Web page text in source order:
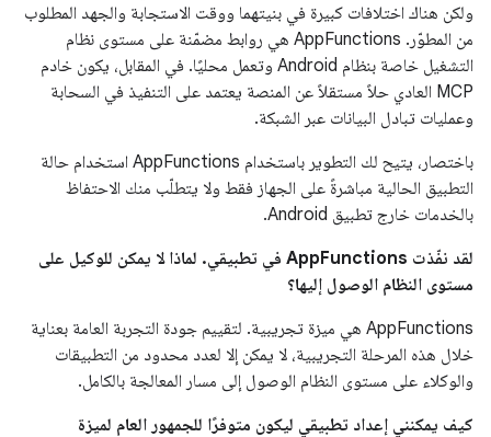
ولكن هناك اختلافات كبيرة في بنيتهما ووقت الاستجابة والجهد المطلوب
من المطوّر. ‫AppFunctions هي روابط مضمّنة على مستوى نظام
التشغيل خاصة بنظام Android وتعمل محليًا. في المقابل، يكون خادم
MCP العادي حلاً مستقلاً عن المنصة يعتمد على التنفيذ في السحابة
وعمليات تبادل البيانات عبر الشبكة.
باختصار، يتيح لك التطوير باستخدام AppFunctions استخدام حالة
التطبيق الحالية مباشرةً على الجهاز فقط ولا يتطلّب منك الاحتفاظ
بالخدمات خارج تطبيق Android.
لقد نفّذت AppFunctions في تطبيقي. لماذا لا يمكن للوكيل على
مستوى النظام الوصول إليها؟
‫AppFunctions هي ميزة تجريبية. لتقييم جودة التجربة العامة بعناية
خلال هذه المرحلة التجريبية، لا يمكن إلا لعدد محدود من التطبيقات
والوكلاء على مستوى النظام الوصول إلى مسار المعالجة بالكامل.
كيف يمكنني إعداد تطبيقي ليكون متوفرًا للجمهور العام لميزة